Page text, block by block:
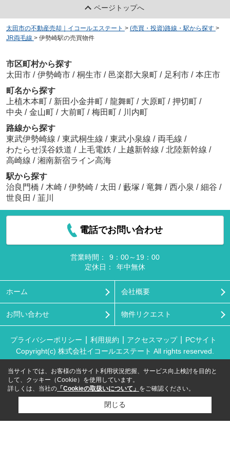
ページトップへ
太田市の不動産売却｜イコールエステート > (売買・投資)路線・駅から探す >
JR両毛線 > 伊勢崎駅の売買物件
市区町村から探す
太田市 / 伊勢崎市 / 桐生市 / 邑楽郡大泉町 / 足利市 / 本庄市
町名から探す
上植木本町 / 新田小金井町 / 龍舞町 / 大原町 / 押切町 /
中央 / 金山町 / 大前町 / 梅田町 / 川内町
路線から探す
東武伊勢崎線 / 東武桐生線 / 東武小泉線 / 両毛線 /
わたらせ渓谷鉄道 / 上毛電鉄 / 上越新幹線 / 北陸新幹線 /
高崎線 / 湘南新宿ライン高海
駅から探す
治良門橋 / 木崎 / 伊勢崎 / 太田 / 藪塚 / 竜舞 / 西小泉 / 細谷 /
世良田 / 韮川
電話でお問い合わせ
営業時間：
9：00～19：00
定休日：
年中無休
ホーム 会社概要
お問い合わせ 物件リクエスト
プライバシーポリシー 利用規約 アクセスマップ
PCサイト
Copyright(c) 株式会社イコールエステート All rights reserved.
当サイトでは、お客様の当サイト利用状況把握、サービス向上検討を目的と
して、クッキー（Cookie）を使用しています。
詳しくは、当社の 「Cookieの取扱いについて」 をご確認ください。
閉じる